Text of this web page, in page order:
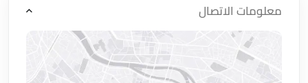
معلومات الاتصال